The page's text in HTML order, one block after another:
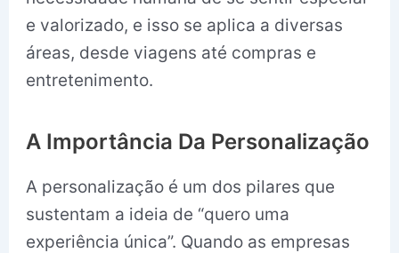
e valorizado, e isso se aplica a diversas
áreas, desde viagens até compras e
entretenimento.
A Importância Da Personalização
A personalização é um dos pilares que
sustentam a ideia de “quero uma
experiência única”. Quando as empresas